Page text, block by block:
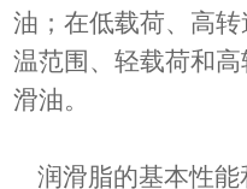
油；在低载荷、高
温范围、轻载荷和
滑油。
润滑脂的基本性能